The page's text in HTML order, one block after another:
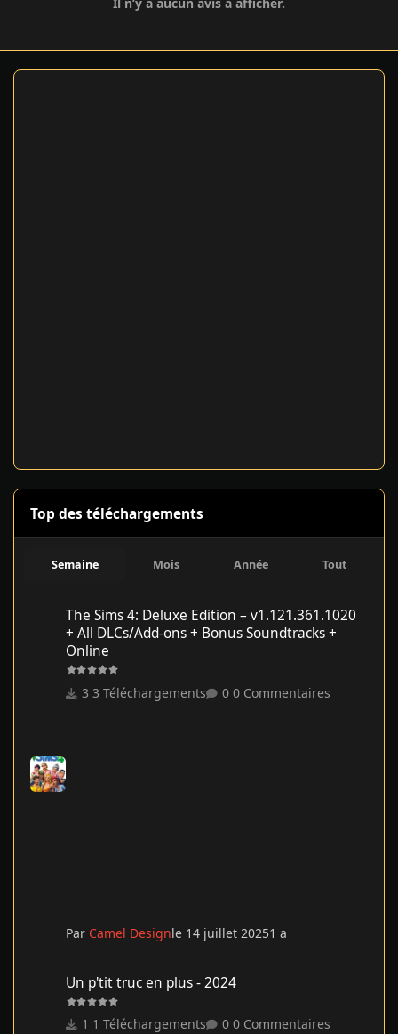
Top des téléchargements
Semaine Mois Année Tout
The Sims 4: Deluxe Edition – v1.121.361.1020
+ All DLCs/Add-ons + Bonus Soundtracks +
Online
3 Téléchargements 0 Commentaires
Par Camel Designle 14 juillet 20251 a
Un p'tit truc en plus - 2024
1 Téléchargements 0 Commentaires